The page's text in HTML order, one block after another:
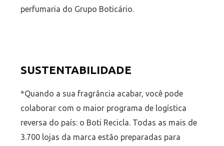
perfumaria do Grupo Boticário.
SUSTENTABILIDADE
*Quando a sua fragrância acabar, você pode
colaborar com o maior programa de logística
reversa do país: o Boti Recicla. Todas as mais de
3.700 lojas da marca estão preparadas para